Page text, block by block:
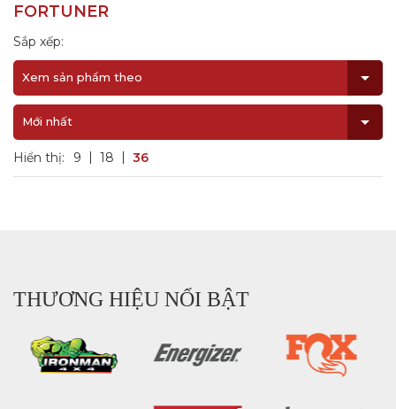
FORTUNER
Sắp xếp:
Xem sản phẩm theo
Mới nhất
Hiển thị: 9 18 36
THƯƠNG HIỆU NỔI BẬT